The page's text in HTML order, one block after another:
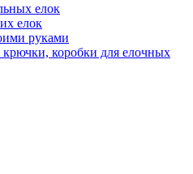
елок
елок
руками
коробки для елочных